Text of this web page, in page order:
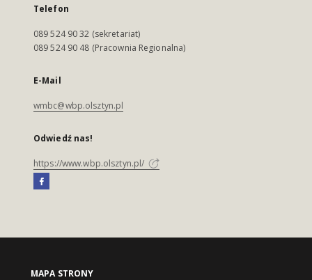
Telefon
089 524 90 32 (sekretariat)
089 524 90 48 (Pracownia Regionalna)
E-Mail
wmbc@wbp.olsztyn.pl
Odwiedź nas!
https://www.wbp.olsztyn.pl/
MAPA STRONY